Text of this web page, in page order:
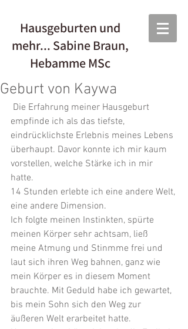
Hausgeburten und
mehr... Sabine Braun,
Hebamme MSc
Geburt von Kaywa
empfinde ich als das tiefste,
eindrücklichste Erlebnis meines Lebens
überhaupt. Davor konnte ich mir kaum
vorstellen, welche Stärke ich in mir
hatte.
14 Stunden erlebte ich eine andere Welt,
eine andere Dimension.
Ich folgte meinen Instinkten, spürte
meinen Körper sehr achtsam, ließ
meine Atmung und Stinmme frei und
laut sich ihren Weg bahnen, ganz wie
mein Körper es in diesem Moment
brauchte. Mit Geduld habe ich gewartet,
bis mein Sohn sich den Weg zur
äußeren Welt erarbeitet hatte.